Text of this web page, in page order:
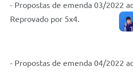
- Propostas de emenda 03/2022
Reprovado por 5x4.
- Propostas de emenda 04/2022